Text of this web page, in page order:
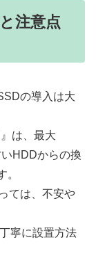
注意点
の導入は大
は、最大
HDDからの換
。
ては、不安や
寧に設置方法